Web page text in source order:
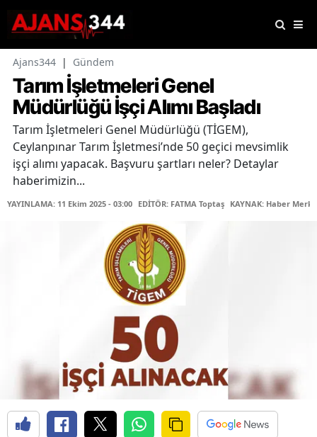
Ajans344 | Gündem
Tarım İşletmeleri Genel
Müdürlüğü İşçi Alımı Başladı
Tarım İşletmeleri Genel Müdürlüğü (TİGEM),
Ceylanpınar Tarım İşletmesi’nde 50 geçici mevsimlik
işçi alımı yapacak. Başvuru şartları neler? Detaylar
haberimizin...
YAYINLAMA: 11 Ekim 2025 - 03:00 EDİTÖR: FATMA Toptaş KAYNAK: Haber